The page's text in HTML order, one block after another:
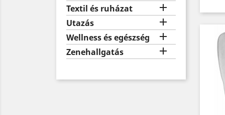
Textil és ruházat 
Utazás 
Wellness és egészség 
Zenehallgatás 